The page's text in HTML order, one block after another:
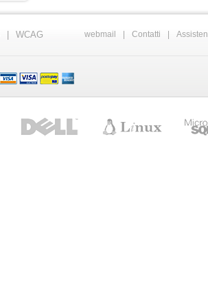
WCAG Contatti
webmail